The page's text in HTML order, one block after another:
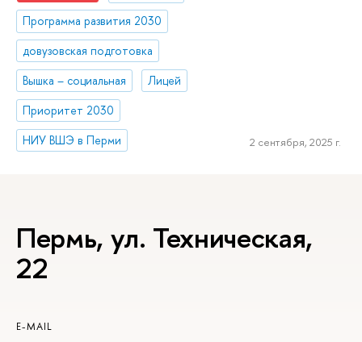
Программа развития 2030
довузовская подготовка
Вышка – социальная
Лицей
Приоритет 2030
НИУ ВШЭ в Перми
2 сентября, 2025 г.
Пермь, ул. Техническая,
22
E-MAIL